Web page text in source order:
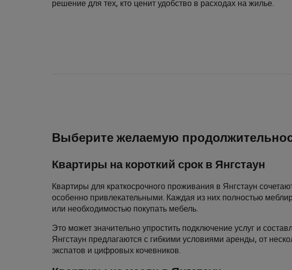
решение для тех, кто ценит удобство в расходах на жилье.
Выберите желаемую
Квартиры на короткий срок в Янгстаун
Квартиры для краткосрочного проживания в Янгстаун
особенно привлекательными. Каждая из них полностью
или необходимостью покупать мебель.
Это может значительно упростить подключение услуг и
Янгстаун предлагаются с гибкими условиями аренды, от
экспатов и цифровых кочевников.